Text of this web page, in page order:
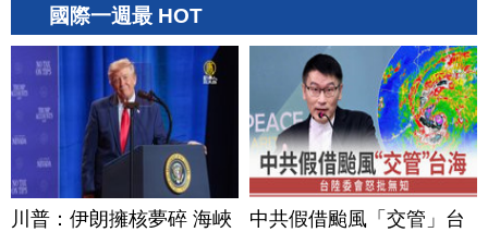
國際一週最 HOT
川普：伊朗擁核夢碎 海峽
中共假借颱風「交管」台